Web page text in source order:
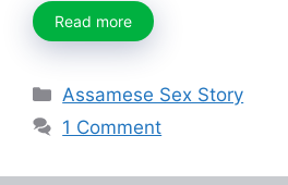
Read more
Categories
Assamese Sex Story
1 Comment